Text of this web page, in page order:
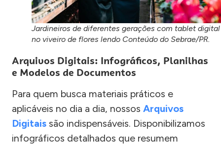
Jardineiros de diferentes gerações com tablet digital
no viveiro de flores lendo Conteúdo do Sebrae/PR.
Arquivos Digitais: Infográficos, Planilhas
e Modelos de Documentos
Para quem busca materiais práticos e
aplicáveis no dia a dia, nossos Arquivos
Digitais são indispensáveis. Disponibilizamos
infográficos detalhados que resumem